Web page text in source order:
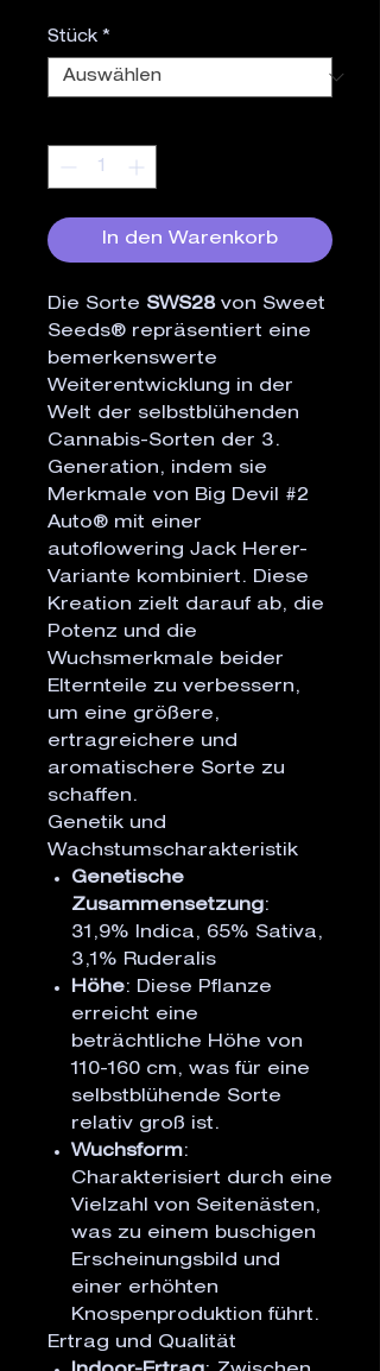
Stück *
In den Warenkorb
Die Sorte SWS28von Sweet
Seeds® repräsentiert eine
bemerkenswerte
Weiterentwicklung in der
Welt der selbstblühenden
Cannabis-Sorten der 3.
Generation, indem sie
Merkmale von Big Devil #2
Auto® mit einer
autoflowering Jack Herer-
Variante kombiniert. Diese
Kreation zielt darauf ab, die
Potenz und die
Wuchsmerkmale beider
Elternteile zu verbessern,
um eine größere,
ertragreichere und
aromatischere Sorte zu
schaffen.
Genetik und
Wachstumscharakteristik
Genetische
Zusammensetzung:
31,9% Indica, 65% Sativa,
3,1% Ruderalis
Höhe: Diese Pflanze
erreicht eine
beträchtliche Höhe von
110-160 cm, was für eine
selbstblühende Sorte
relativ groß ist.
Wuchsform:
Charakterisiert durch eine
Vielzahl von Seitenästen,
was zu einem buschigen
Erscheinungsbild und
einer erhöhten
Knospenproduktion führt.
Ertrag und Qualität